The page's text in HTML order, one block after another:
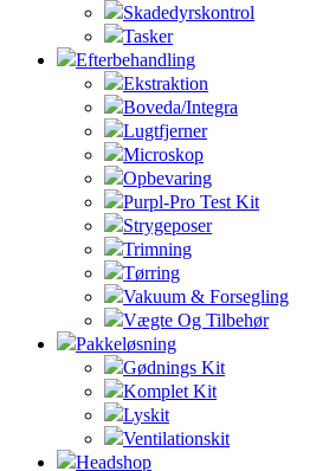
Skadedyrskontrol
Tasker
Efterbehandling
Ekstraktion
Boveda/Integra
Lugtfjerner
Microskop
Opbevaring
Purpl-Pro Test Kit
Strygeposer
Trimning
Tørring
Vakuum & Forsegling
Vægte Og Tilbehør
Pakkeløsning
Gødnings Kit
Komplet Kit
Lyskit
Ventilationskit
Headshop